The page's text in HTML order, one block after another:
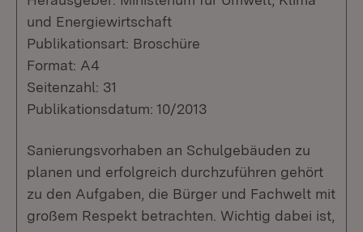
und Energiewirtschaft
Publikationsart: Broschüre
Format: A4
Seitenzahl: 31
Publikationsdatum: 10/2013
Sanierungsvorhaben an Schulgebäuden zu
planen und erfolgreich durchzuführen gehört
zu den Aufgaben, die Bürger und Fachwelt mit
großem Respekt betrachten. Wichtig dabei ist,